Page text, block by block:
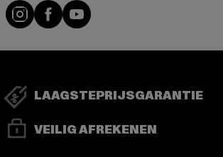
Visit our Instagram page:
Visit our Facebook page:
Visit our YouTube channel:
LAAGSTEPRIJSGARANTIE
VEILIG AFREKENEN